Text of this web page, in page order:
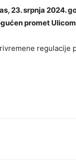
23. srpnja 2024.
promet
regulacije